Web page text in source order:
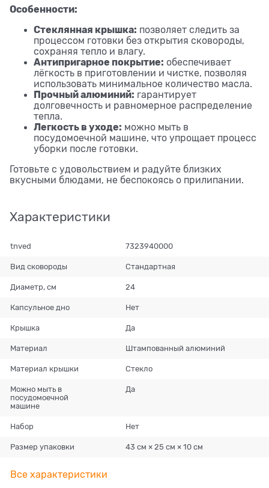
Особенности:
Стеклянная крышка: позволяет следить за
процессом готовки без открытия сковороды,
сохраняя тепло и влагу.
Антипригарное покрытие: обеспечивает
лёгкость в приготовлении и чистке, позволяя
использовать минимальное количество масла.
Прочный алюминий: гарантирует
долговечность и равномерное распределение
тепла.
Легкость в уходе: можно мыть в
посудомоечной машине, что упрощает процесс
уборки после готовки.
Готовьте с удовольствием и радуйте близких
вкусными блюдами, не беспокоясь о прилипании.
Характеристики
tnved 7323940000
Вид сковороды Стандартная
Диаметр, см 24
Капсульное дно Нет
Крышка Да
Материал Штампованный алюминий
Материал крышки Стекло
Можно мыть в
посудомоечной
машине
Да
Набор Нет
Размер упаковки 43 см × 25 см × 10 см
Все характеристики